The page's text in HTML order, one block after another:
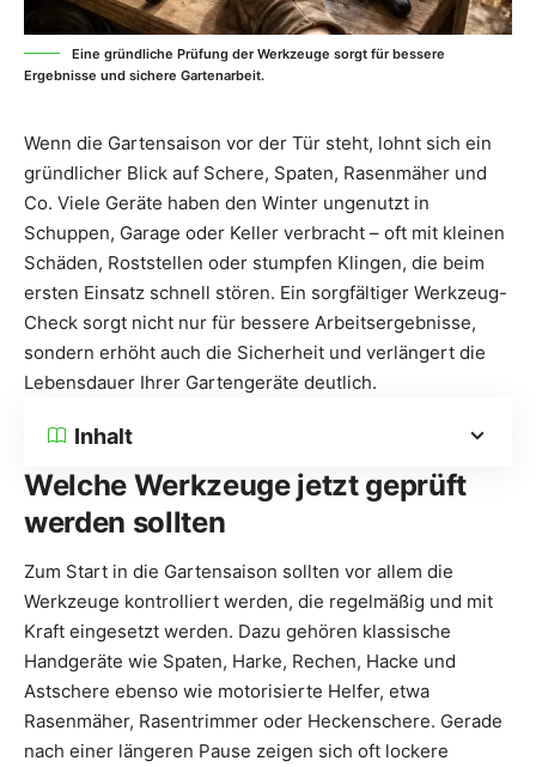
Eine gründliche Prüfung der Werkzeuge sorgt für bessere
Ergebnisse und sichere Gartenarbeit.
Wenn die Gartensaison vor der Tür steht, lohnt sich ein
gründlicher Blick auf Schere, Spaten, Rasenmäher und
Co. Viele Geräte haben den Winter ungenutzt in
Schuppen, Garage oder Keller verbracht – oft mit kleinen
Schäden, Roststellen oder stumpfen Klingen, die beim
ersten Einsatz schnell stören. Ein sorgfältiger Werkzeug-
Check sorgt nicht nur für bessere Arbeitsergebnisse,
sondern erhöht auch die Sicherheit und verlängert die
Lebensdauer Ihrer Gartengeräte deutlich.
Inhalt
Welche Werkzeuge jetzt geprüft
werden sollten
Zum Start in die Gartensaison sollten vor allem die
Werkzeuge kontrolliert werden, die regelmäßig und mit
Kraft eingesetzt werden. Dazu gehören klassische
Handgeräte wie Spaten, Harke, Rechen, Hacke und
Astschere ebenso wie motorisierte Helfer, etwa
Rasenmäher, Rasentrimmer oder Heckenschere. Gerade
nach einer längeren Pause zeigen sich oft lockere